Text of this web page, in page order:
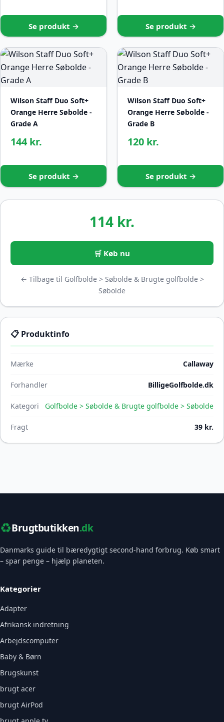
Se produkt → Se produkt →
Wilson Staff Duo Soft+
Orange Herre Søbolde -
Grade A
144 kr.
Se produkt →
Wilson Staff Duo Soft+
Orange Herre Søbolde -
Grade B
120 kr.
Se produkt →
114 kr.
🛒 Køb nu
← Tilbage til Golfbolde > Søbolde & Brugte golfbolde >
Søbolde
📋 Produktinfo
Mærke Callaway
Forhandler BilligeGolfbolde.dk
Kategori Golfbolde > Søbolde & Brugte golfbolde > Søbolde
Fragt 39 kr.
♻️Brugtbutikken.dk
Danmarks guide til bæredygtigt second-hand forbrug. Køb smart
– spar penge – hjælp planeten.
Kategorier
Adapter
Afrikansk indretning
Arbejdscomputer
Baby & Børn
Brugskunst
brugt acer
brugt AirPod